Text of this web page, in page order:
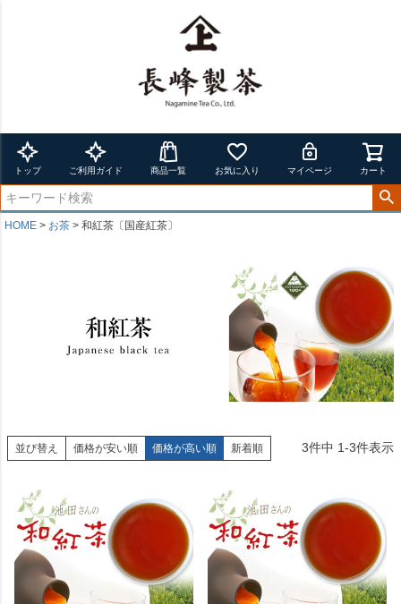
トップ ご利用ガイド 商品一覧 お気に入り マイページ カート
HOME お茶 和紅茶〔国産紅茶〕
並び替え 価格が安い順 価格が高い順 新着順 3件中 1-3件表示